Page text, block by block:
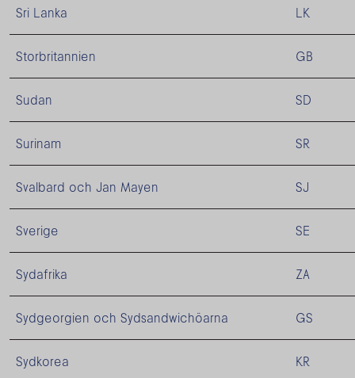
Sri Lanka LK
Storbritannien GB
Sudan SD
Surinam SR
Svalbard och Jan Mayen SJ
Sverige SE
Sydafrika ZA
Sydgeorgien och Sydsandwichöarna GS
Sydkorea KR